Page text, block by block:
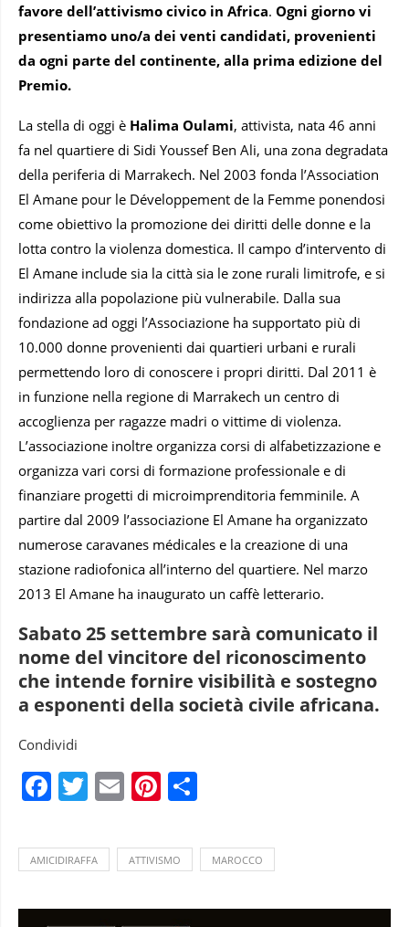
favore dell’attivismo civico in Africa. Ogni giorno vi
presentiamo uno/a dei venti candidati, provenienti
da ogni parte del continente, alla prima edizione del
Premio.
La stella di oggi è Halima Oulami, attivista, nata 46 anni
fa nel quartiere di Sidi Youssef Ben Ali, una zona degradata
della periferia di Marrakech. Nel 2003 fonda l’Association
El Amane pour le Développement de la Femme ponendosi
come obiettivo la promozione dei diritti delle donne e la
lotta contro la violenza domestica. Il campo d’intervento di
El Amane include sia la città sia le zone rurali limitrofe, e si
indirizza alla popolazione più vulnerabile. Dalla sua
fondazione ad oggi l’Associazione ha supportato più di
10.000 donne provenienti dai quartieri urbani e rurali
permettendo loro di conoscere i propri diritti. Dal 2011 è
in funzione nella regione di Marrakech un centro di
accoglienza per ragazze madri o vittime di violenza.
L’associazione inoltre organizza corsi di alfabetizzazione e
organizza vari corsi di formazione professionale e di
finanziare progetti di microimprenditoria femminile. A
partire dal 2009 l’associazione El Amane ha organizzato
numerose caravanes médicales e la creazione di una
stazione radiofonica all’interno del quartiere. Nel marzo
2013 El Amane ha inaugurato un caffè letterario.
Sabato 25 settembre sarà comunicato il
nome del vincitore del riconoscimento
che intende fornire visibilità e sostegno
a esponenti della società civile africana.
Condividi
Facebook
Twitter
EmailPinterest
AMICIDIRAFFA ATTIVISMO MAROCCO